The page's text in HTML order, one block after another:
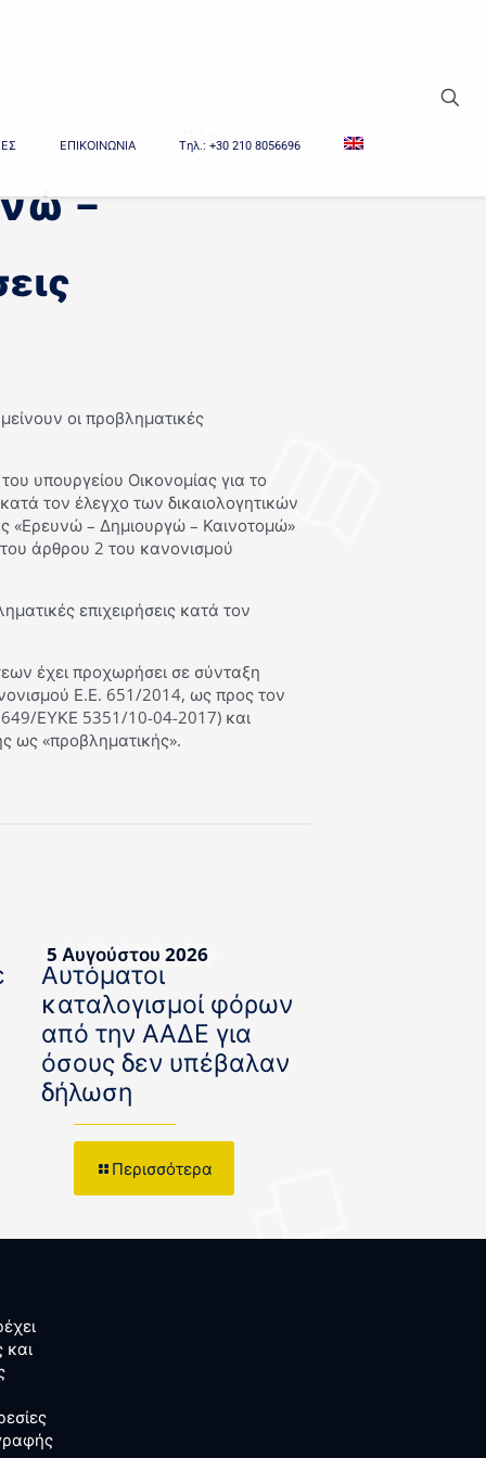
ΕΠΙΚΟΙΝΩΝΙΑ Tηλ.: +30 210 8056696
–
οι προβληματικές
υπουργείου Οικονομίας για το
τον έλεγχο των δικαιολογητικών
«Ερευνώ – Δημιουργώ – Καινοτομώ»
του άρθρου 2 του κανονισμού
επιχειρήσεις κατά τον
έχει προχωρήσει σε σύνταξη
Ε.Ε. 651/2014, ως προς τον
ΕΥΚΕ 5351/10-04-2017) και
ως «προβληματικής».
5 Αυγούστου 2026
Αυτόματοι
καταλογισμοί φόρων
από την ΑΑΔΕ για
όσους δεν υπέβαλαν
δήλωση
Περισσότερα
και